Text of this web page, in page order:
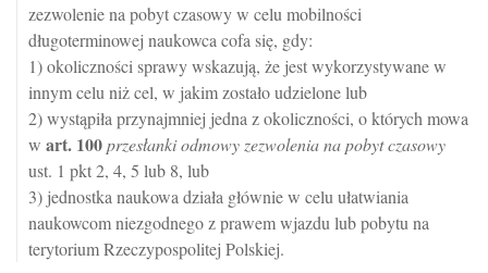
zezwolenie na pobyt czasowy w celu mobilności
długoterminowej naukowca cofa się, gdy:
1) okoliczności sprawy wskazują, że jest wykorzystywane w
innym celu niż cel, w jakim zostało udzielone lub
2) wystąpiła przynajmniej jedna z okoliczności, o których mowa
w art. 100przesłanki odmowy zezwolenia na pobyt czasowy
ust. 1 pkt 2, 4, 5 lub 8, lub
3) jednostka naukowa działa głównie w celu ułatwiania
naukowcom niezgodnego z prawem wjazdu lub pobytu na
terytorium Rzeczypospolitej Polskiej.